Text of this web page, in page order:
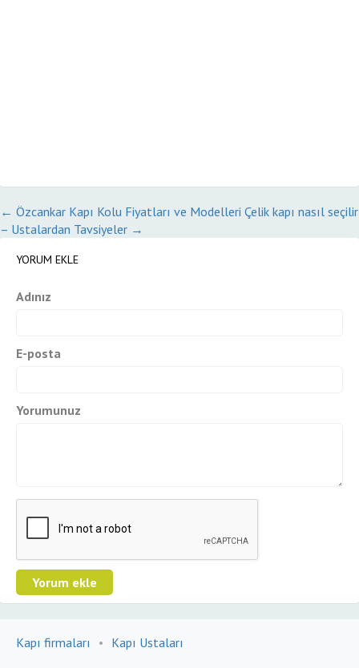
← Özcankar Kapı Kolu Fiyatları ve Modelleri Çelik kapı nasıl seçilir
– Ustalardan Tavsiyeler →
YORUM EKLE
Adınız
E-posta
Yorumunuz
Kapı firmaları • Kapı Ustaları